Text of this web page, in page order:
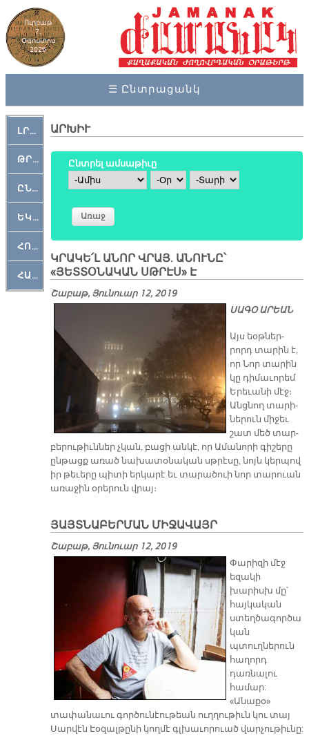
Ուրբաթ
7,
Օգոստոս
2026
☰ Ընտրացանկ
ԼՐԱՀՈՍ
ԹՐՔԱՀԱՅ ԿԵԱՆՔ
ԸՆԿԵՐԱՄՇԱԿՈՒԹԱՅԻՆ
ԵԿԵՂԵՑԱԿԱՆ
ՀՈԳԵՄՏԱՒՈՐ
ՀԱՐԹԱԿ
ԱՐԽԻՒ
Ընտրել ամսաթիւը
Ամիս
Օր Տարի
ԿՐԱԿԵ՛Լ ԱՆՈՐ ՎՐԱՅ. ԱՆՈՒՆԸ՝
«ՅԵՏՏՕՆԱԿԱՆ ՍԹՐԷՍ» Է
Շաբաթ, Յունուար 12, 2019
ՍԱԳՕ ԱՐԵԱՆ
Այս եօթ­ներ­
րորդ տա­րին է,
որ Նոր տա­րին
կը դի­մա­ւո­րեմ
Ե­րե­ւա­նի մէջ։
Անց­նող տա­րի­
նե­րուն մի­ջեւ
շատ մեծ տար­
բե­րու­թիւն­ներ չկան, բա­ցի ան­կէ, որ Ա­մա­նո­րի գի­շե­րը
ըն­թացք ա­ռած նա­խա­տօ­նա­կան սթրէ­սը, նոյն կեր­պով
իր թե­ւե­րը պի­տի եր­կա­րէ եւ տա­րա­ծուի նոր տա­րուան
ա­ռա­ջին օ­րե­րուն վրայ։
ՅԱՅՏՆԱԲԵՐՄԱՆ ՄԻՋԱՎԱՅՐ
Շաբաթ, Յունուար 12, 2019
Փարիզի մէջ
եզակի
խարիսխ մը՝
հայկական
ստեղծագործա
կան
պտուղներուն
հաղորդ
դառնալու
համար:
«Անաքօ»
տափանաւու գործունէութեան ուղղութիւն կու տայ
Սարվէն Էօզալթընի կողմէ գլխաւորուած վարչութիւնը: